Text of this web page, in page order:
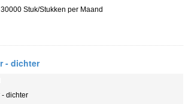
30000 Stuk/Stukken per Maand
- dichter
- dichter